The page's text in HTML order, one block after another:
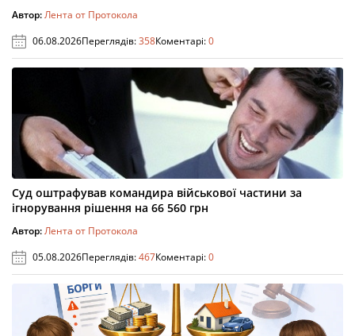
Автор:Лента от Протокола
06.08.2026Переглядів:358Коментарі:0
Суд оштрафував командира військової частини за
ігнорування рішення на 66 560 грн
Автор:Лента от Протокола
05.08.2026Переглядів:467Коментарі:0